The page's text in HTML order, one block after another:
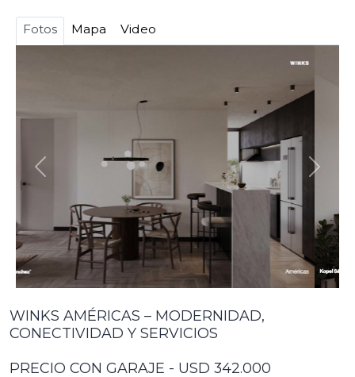
Fotos Mapa Video
ANTERIOR
WINKS AMÉRICAS – MODERNIDAD,
CONECTIVIDAD Y SERVICIOS
PRECIO CON GARAJE - USD 342.000